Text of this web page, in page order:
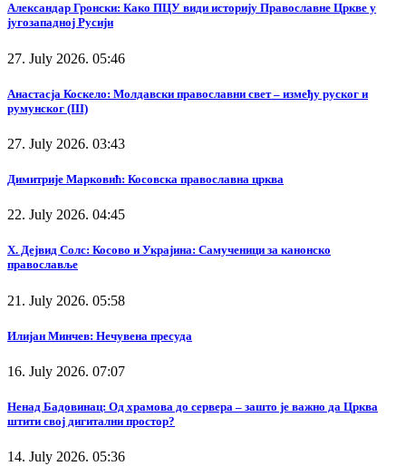
Александар Гронски: Како ПЦУ види историју Православне Цркве у
југозападној Русији
27. July 2026. 05:46
Анастасја Коскело: Молдавски православни свет – између руског и
румунског (III)
27. July 2026. 03:43
Димитрије Марковић: Косовска православна црква
22. July 2026. 04:45
Х. Дејвид Солс: Косово и Украјина: Самученици за канонско
православље
21. July 2026. 05:58
Илијан Минчев: Нечувена пресуда
16. July 2026. 07:07
Ненад Бадовинац: Од храмова до сервера – зашто је важно да Црква
штити свој дигитални простор?
14. July 2026. 05:36